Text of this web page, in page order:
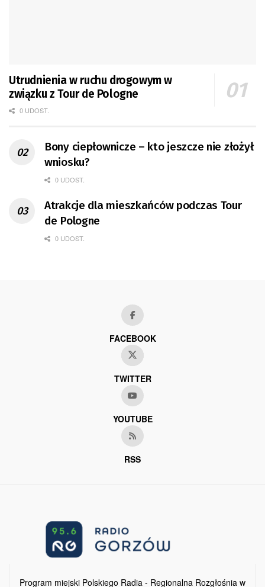
Utrudnienia w ruchu drogowym w
związku z Tour de Pologne
0 UDOST.
Bony ciepłownicze – kto jeszcze nie złożył
wniosku?
0 UDOST.
Atrakcje dla mieszkańców podczas Tour
de Pologne
0 UDOST.
FACEBOOK
TWITTER
YOUTUBE
RSS
Program miejski Polskiego Radia - Regionalna Rozgłośnia w